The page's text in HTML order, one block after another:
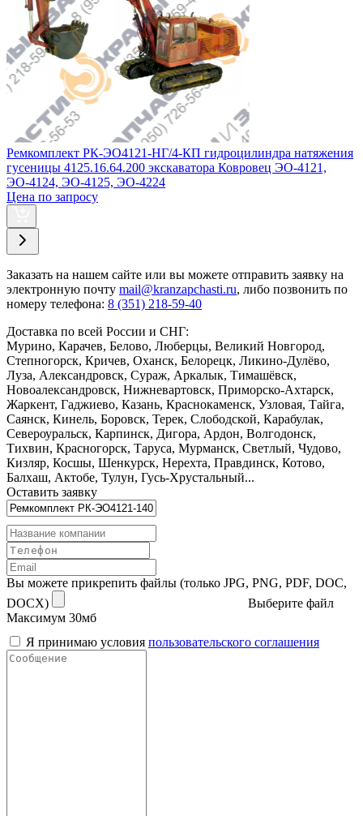
Ремкомплект РК-ЭО4121-НГ/4-КП гидроцилиндра натяжения
гусеницы 4125.16.64.200 экскаватора Ковровец ЭО-4121,
ЭО-4124, ЭО-4125, ЭО-4224
Цена по запросу
Заказать на нашем сайте или вы можете отправить заявку на
электронную почту mail@kranzapchasti.ru, либо позвонить по
номеру телефона: 8 (351) 218-59-40
Доставка по всей России и СНГ:
Мурино, Карачев, Белово, Люберцы, Великий Новгород,
Степногорск, Кричев, Оханск, Белорецк, Ликино-Дулёво,
Луза, Александровск, Сураж, Аркалык, Тимашёвск,
Новоалександровск, Нижневартовск, Приморско-Ахтарск,
Жаркент, Гаджиево, Казань, Краснокаменск, Узловая, Тайга,
Саянск, Кинель, Боровск, Терек, Слободской, Карабулак,
Североуральск, Карпинск, Дигора, Ардон, Волгодонск,
Тихвин, Красногорск, Таруса, Мурманск, Светлый, Чудово,
Кизляр, Косшы, Шенкурск, Нерехта, Правдинск, Котово,
Балхаш, Актобе, Тулун, Гусь-Хрустальный...
Оставить заявку
Вы можете прикрепить файлы (только JPG, PNG, PDF, DOC,
DOCX)
Выберите файл
Максимум 30мб
Я принимаю условия пользовательского соглашения